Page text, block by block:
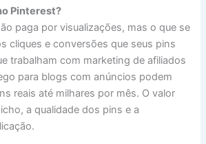
Pinterest?
paga por visualizações, mas o que se
cliques e conversões que seus pins
trabalham com marketing de afiliados
para blogs com anúncios podem
reais até milhares por mês. O valor
a qualidade dos pins e a